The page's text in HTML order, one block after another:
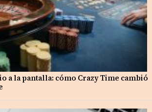
a la pantalla: cómo Crazy Time cambió